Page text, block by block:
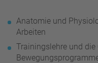
Anatomie und
Arbeiten
Trainingslehre und